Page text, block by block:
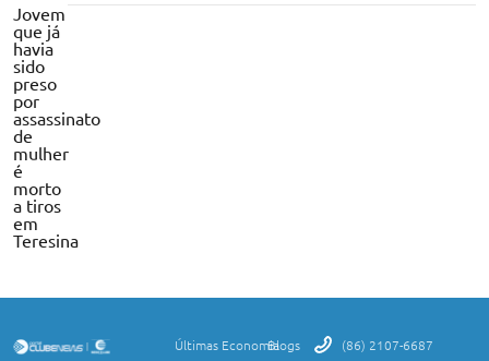
Jovem
que já
havia
sido
preso
por
assassinato
de
mulher
é
morto
a tiros
em
Teresina
Últimas EconomiaBlogs
(86) 2107-6687